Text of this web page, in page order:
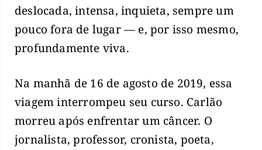
deslocada, intensa, inquieta, sempre um
pouco fora de lugar — e, por isso mesmo,
profundamente viva.
Na manhã de 16 de agosto de 2019, essa
viagem interrompeu seu curso. Carlão
morreu após enfrentar um câncer. O
jornalista, professor, cronista, poeta,